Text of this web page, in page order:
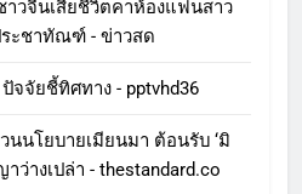
วจีนเสียชีวิตคาห้องแฟนสาว
ะชาทัณฑ์ - ข่าวสด
จจัยชี้ทิศทาง - pptvhd36
นโยบายเมียนมา ต้อนรับ ‘มิ
างเปล่า - thestandard.co